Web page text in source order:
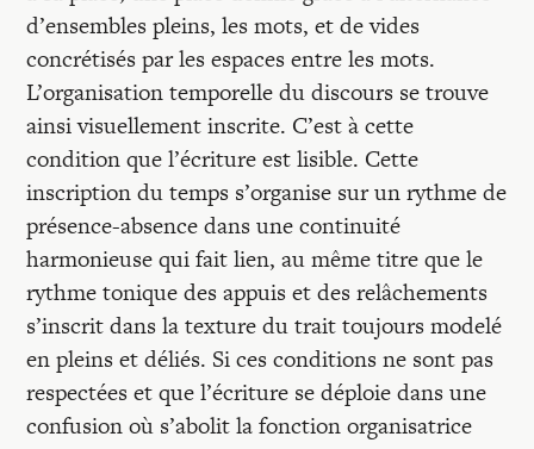
d’ensembles pleins, les mots, et de vides
concrétisés par les espaces entre les mots.
L’organisation temporelle du discours se trouve
ainsi visuellement inscrite. C’est à cette
condition que l’écriture est lisible. Cette
inscription du temps s’organise sur un rythme de
présence-absence dans une continuité
harmonieuse qui fait lien, au même titre que le
rythme tonique des appuis et des relâchements
s’inscrit dans la texture du trait toujours modelé
en pleins et déliés. Si ces conditions ne sont pas
respectées et que l’écriture se déploie dans une
confusion où s’abolit la fonction organisatrice